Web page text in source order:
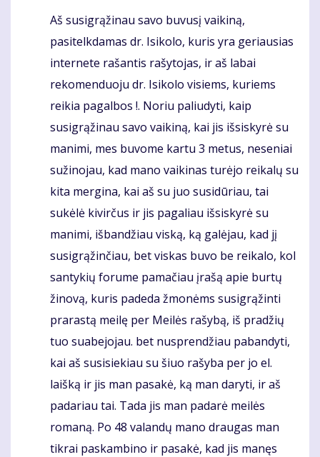
Komentaras
Aš susigrąžinau savo buvusį vaikiną,
pasitelkdamas dr. Isikolo, kuris yra geriausias
internete rašantis rašytojas, ir aš labai
rekomenduoju dr. Isikolo visiems, kuriems
reikia pagalbos !. Noriu paliudyti, kaip
susigrąžinau savo vaikiną, kai jis išsiskyrė su
manimi, mes buvome kartu 3 metus, neseniai
sužinojau, kad mano vaikinas turėjo reikalų su
kita mergina, kai aš su juo susidūriau, tai
sukėlė kivirčus ir jis pagaliau išsiskyrė su
manimi, išbandžiau viską, ką galėjau, kad jį
susigrąžinčiau, bet viskas buvo be reikalo, kol
santykių forume pamačiau įrašą apie burtų
žinovą, kuris padeda žmonėms susigrąžinti
prarastą meilę per Meilės rašybą, iš pradžių
tuo suabejojau. bet nusprendžiau pabandyti,
kai aš susisiekiau su šiuo rašyba per jo el.
laišką ir jis man pasakė, ką man daryti, ir aš
padariau tai. Tada jis man padarė meilės
romaną. Po 48 valandų mano draugas man
tikrai paskambino ir pasakė, kad jis manęs